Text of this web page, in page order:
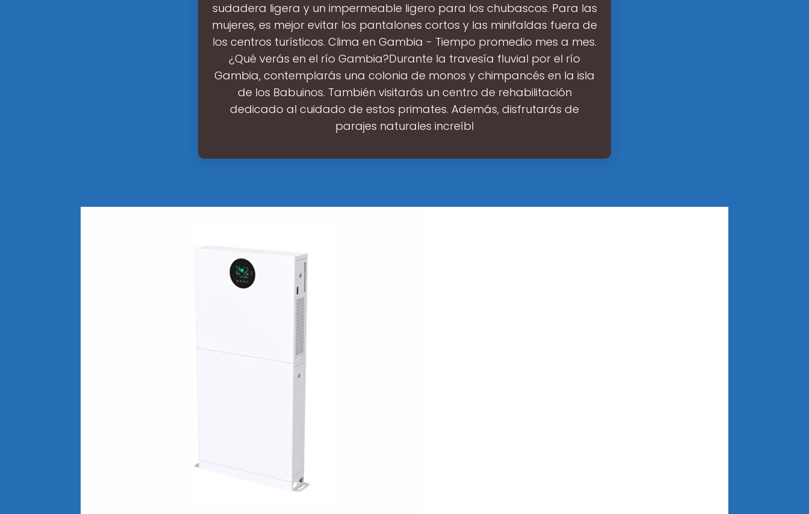
sudadera ligera y un impermeable ligero para los chubascos. Para las
mujeres, es mejor evitar los pantalones cortos y las minifaldas fuera de
los centros turísticos. Clima en Gambia - Tiempo promedio mes a mes.
¿Qué verás en el río Gambia?Durante la travesía fluvial por el río
Gambia, contemplarás una colonia de monos y chimpancés en la isla
de los Babuinos. También visitarás un centro de rehabilitación
dedicado al cuidado de estos primates. Además, disfrutarás de
parajes naturales increíbl